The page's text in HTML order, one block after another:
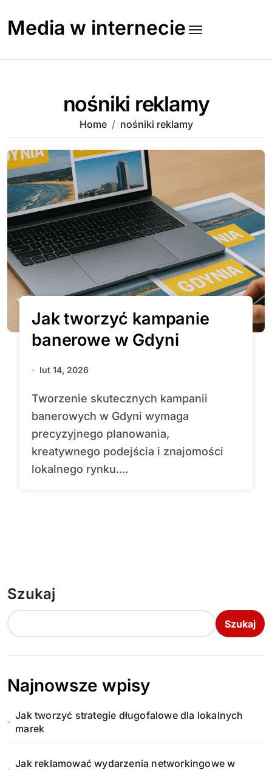
content
Media w internecie
nośniki reklamy
Home nośniki reklamy
Jak tworzyć kampanie
banerowe w Gdyni
lut 14, 2026
Tworzenie skutecznych kampanii
banerowych w Gdyni wymaga
precyzyjnego planowania,
kreatywnego podejścia i znajomości
lokalnego rynku....
Szukaj
Szukaj
Najnowsze wpisy
Jak tworzyć strategie długofalowe dla lokalnych
marek
Jak reklamować wydarzenia networkingowe w